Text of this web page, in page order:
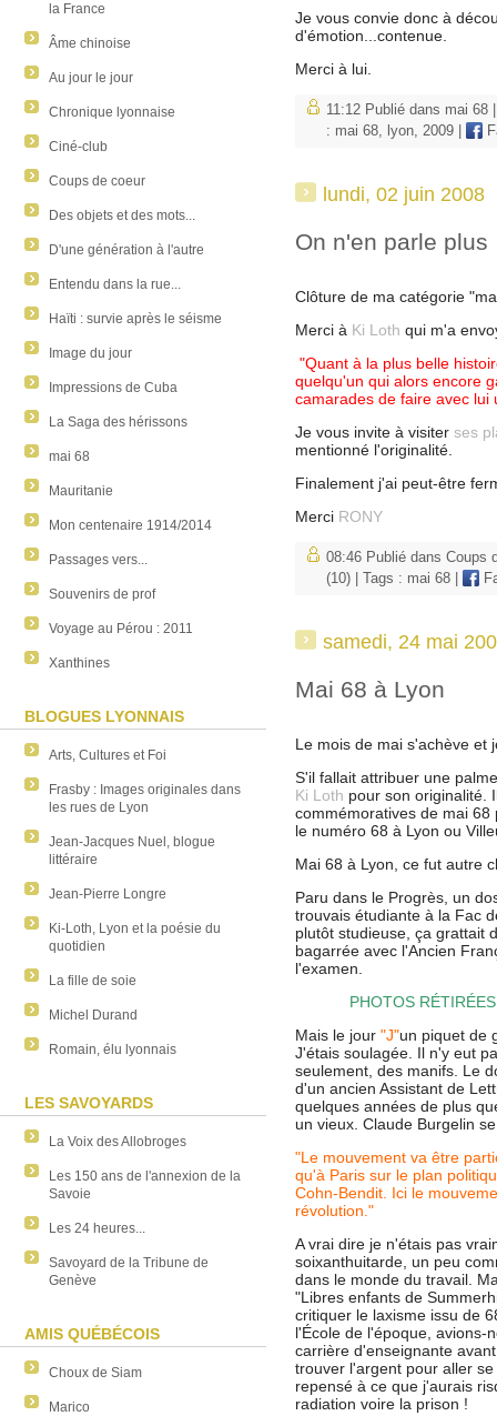
la France
Âme chinoise
Au jour le jour
Chronique lyonnaise
Ciné-club
Coups de coeur
Des objets et des mots...
D'une génération à l'autre
Entendu dans la rue...
Haïti : survie après le séisme
Image du jour
Impressions de Cuba
La Saga des hérissons
mai 68
Mauritanie
Mon centenaire 1914/2014
Passages vers...
Souvenirs de prof
Voyage au Pérou : 2011
Xanthines
BLOGUES LYONNAIS
Arts, Cultures et Foi
Frasby : Images originales dans
les rues de Lyon
Jean-Jacques Nuel, blogue
littéraire
Jean-Pierre Longre
Ki-Loth, Lyon et la poésie du
quotidien
La fille de soie
Michel Durand
Romain, élu lyonnais
LES SAVOYARDS
La Voix des Allobroges
Les 150 ans de l'annexion de la
Savoie
Les 24 heures...
Savoyard de la Tribune de
Genève
AMIS QUÉBÉCOIS
Choux de Siam
Marico
Je vous convie donc à
d'émotion...contenue.
Merci à lui.
11:12 Publié dans mai 68
: mai 68, lyon, 2009
lundi, 02 juin 2008
On n'en parle plus
Clôture de ma catégorie
Merci à Ki Loth qui m'a
"Quant à la plus belle
quelqu'un qui alors encore
camarades de faire avec lui
Je vous invite à visiter ses
mentionné l'originalité.
Finalement j'ai peut-être
Merci RONY
08:46 Publié dans Coups
(10) | Tags : mai 68
samedi, 24 mai
Mai 68 à Lyon
Le mois de mai s'achève et
S'il fallait attribuer une
Ki Loth pour son originalité.
commémoratives de mai
le numéro 68 à Lyon ou
Mai 68 à Lyon, ce fut autre
Paru dans le Progrès, un
trouvais étudiante à la Fac
plutôt studieuse, ça grattait
bagarrée avec l'Ancien
l'examen.
PHOTOS
Mais le jour "J"un piquet de
J'étais soulagée. Il n'y eut
seulement, des manifs. Le
d'un ancien Assistant de
quelques années de plus
un vieux. Claude Burgelin
"Le mouvement va être
qu'à Paris sur le plan
Cohn-Bendit. Ici le
révolution."
A vrai dire je n'étais pas
soixanthuitarde, un peu
dans le monde du travail.
"Libres enfants de
critiquer le laxisme issu de
l'École de l'époque, avions-
carrière d'enseignante
trouver l'argent pour aller
repensé à ce que j'aurais
radiation voire la prison !